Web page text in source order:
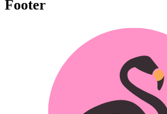
Footer